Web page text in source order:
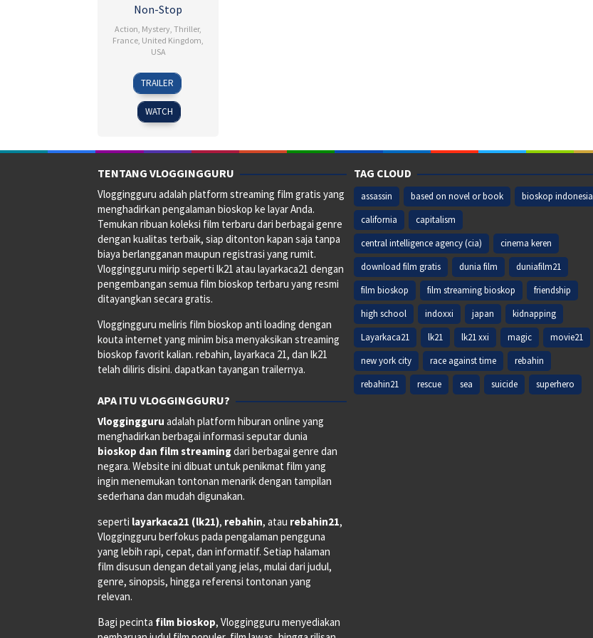
Non-Stop
Action, Mystery, Thriller,
France, United Kingdom,
USA
26
Feb
2014
Jaume
Collet-
Serra
TRAILER
WATCH
TENTANG VLOGGINGGURU
Vloggingguru adalah platform streaming film gratis yang
menghadirkan pengalaman bioskop ke layar Anda.
Temukan ribuan koleksi film terbaru dari berbagai genre
dengan kualitas terbaik, siap ditonton kapan saja tanpa
biaya berlangganan maupun registrasi yang rumit.
Vloggingguru mirip seperti lk21 atau layarkaca21 dengan
pengembangan semua film bioskop terbaru yang resmi
ditayangkan secara gratis.
Vloggingguru meliris film bioskop anti loading dengan
kouta internet yang minim bisa menyaksikan streaming
bioskop favorit kalian. rebahin, layarkaca 21, dan lk21
telah diliris disini. dapatkan tayangan trailernya.
APA ITU VLOGGINGGURU?
Vloggingguru adalah platform hiburan online yang
menghadirkan berbagai informasi seputar dunia
bioskop dan film streamingdari berbagai genre dan
negara. Website ini dibuat untuk penikmat film yang
ingin menemukan tontonan menarik dengan tampilan
sederhana dan mudah digunakan.
seperti layarkaca21 (lk21), rebahin, atau rebahin21,
Vloggingguru berfokus pada pengalaman pengguna
yang lebih rapi, cepat, dan informatif. Setiap halaman
film disusun dengan detail yang jelas, mulai dari judul,
genre, sinopsis, hingga referensi tontonan yang
relevan.
Bagi pecinta film bioskop, Vloggingguru menyediakan
TAG CLOUD
assassin based on novel or book
bioskop indonesia
california
capitalism
central intelligence agency (cia)
cinema keren
download film gratis
dunia film
duniafilm21
film bioskop
film streaming bioskop
friendship
high school
indoxxi japan
kidnapping
Layarkaca21
lk21 lk21 xxi magic
movie21
new york city
race against time
rebahin
rebahin21
rescue sea suicide superhero